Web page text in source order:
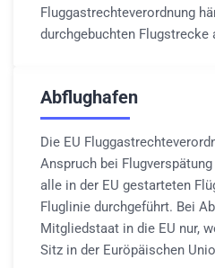
Fluggastrechteverordnung
durchgebuchten Flugstrecke
Abflughafen
Die EU
Anspruch bei
alle in der EU gestarteten
Fluglinie durchgeführt. Bei
Mitgliedstaat in die EU nur,
Sitz in der Euröpäischen